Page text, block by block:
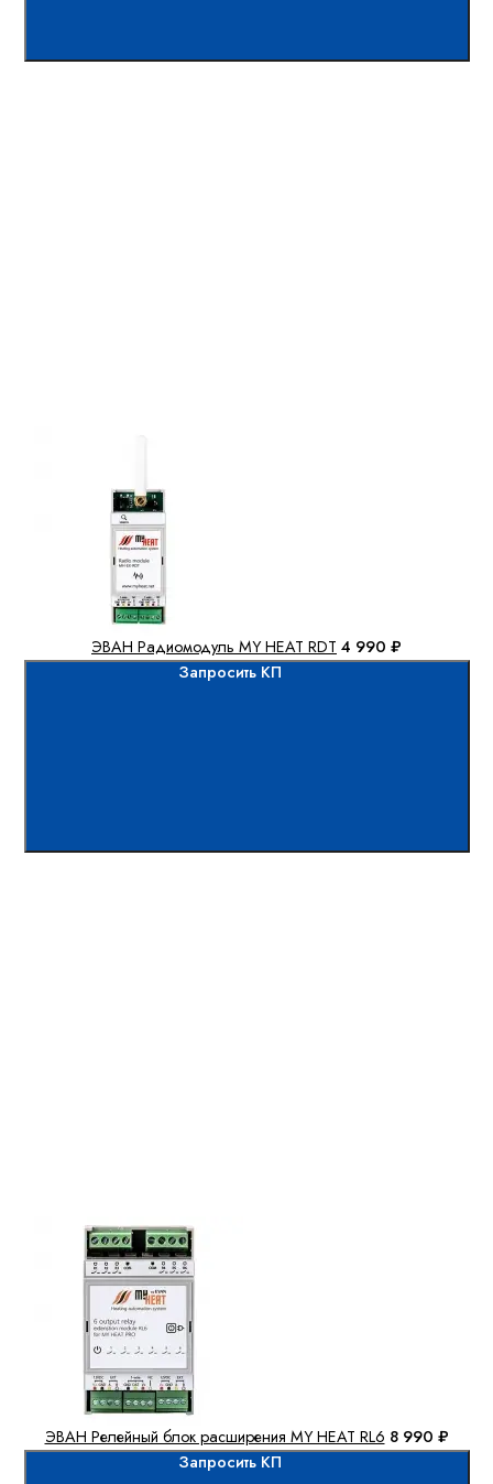
ЭВАН Радиомодуль MY HEAT RDT 4 990 ₽
Запросить КП
ЭВАН Релейный блок расширения MY HEAT RL6 8 990 ₽
Запросить КП